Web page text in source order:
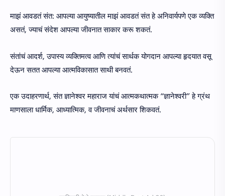
माझं आवडतं संत: आपल्या आयुष्यातील माझं आवडतं संत हे अनिवार्यपणे एक व्यक्ति
असतं, ज्याचं संदेश आपल्या जीवनात साकार करू शकतं.
संतांचं आदर्श, उपास्य व्यक्तिमत्व आणि त्यांचं सार्थक योगदान आपल्या हृदयात वसू
देऊन सतत आपल्या आत्मविकासात साथी बनवतं.
एक उदाहरणार्थ, संत ज्ञानेश्वर महाराज यांचं आत्मकथात्मक “ज्ञानेश्वरी” हे ग्रंथ
माणसाला धार्मिक, आध्यात्मिक, व जीवनाचं अर्थसार शिकवतं.